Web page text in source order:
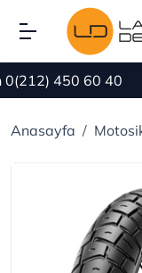
450 60 40
Anasayfa